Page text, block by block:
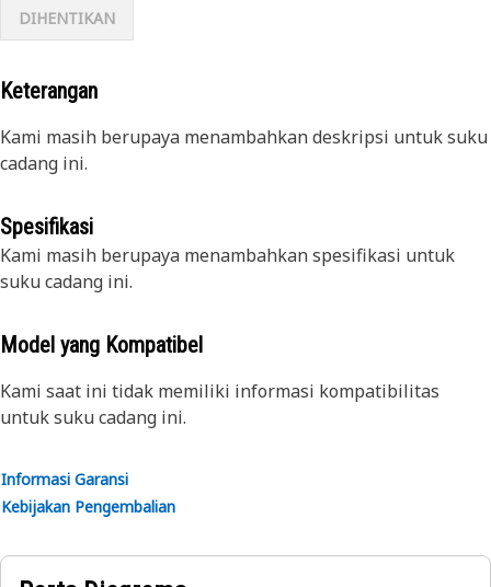
DIHENTIKAN
Keterangan
Kami masih berupaya menambahkan deskripsi untuk suku
cadang ini.
Spesifikasi
Kami masih berupaya menambahkan spesifikasi untuk
suku cadang ini.
Model yang Kompatibel
Kami saat ini tidak memiliki informasi kompatibilitas
untuk suku cadang ini.
Informasi Garansi
Kebijakan Pengembalian